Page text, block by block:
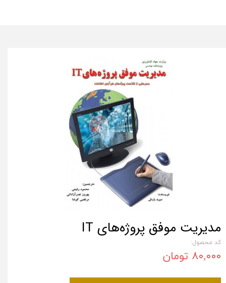
مدیریت موفق پروژه‌های IT
کد محصول:
۸۰,۰۰۰ تومان